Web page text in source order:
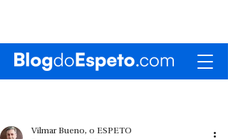
Vilmar Bueno, o ESPETO